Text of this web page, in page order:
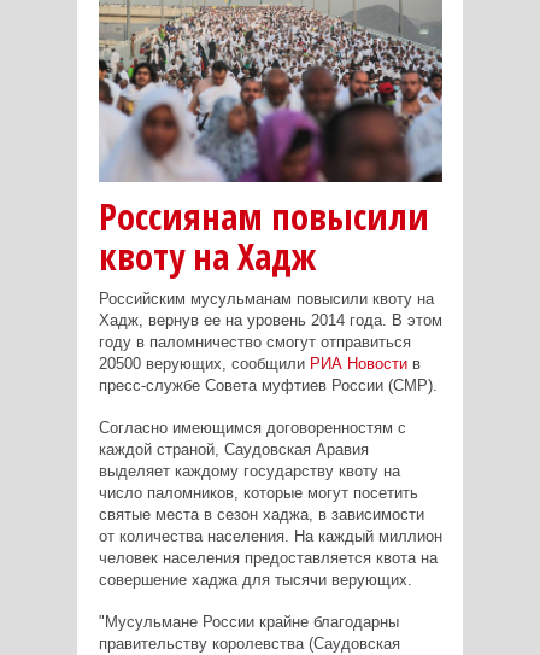
Россиянам повысили
квоту на Хадж
Российским мусульманам повысили квоту на
Хадж, вернув ее на уровень 2014 года. В этом
году в паломничество смогут отправиться
20500 верующих, сообщили РИА Новостив
пресс-службе Совета муфтиев России (СМР).
Согласно имеющимся договоренностям с
каждой страной, Саудовская Аравия
выделяет каждому государству квоту на
число паломников, которые могут посетить
святые места в сезон хаджа, в зависимости
от количества населения. На каждый миллион
человек населения предоставляется квота на
совершение хаджа для тысячи верующих.
"Мусульмане России крайне благодарны
правительству королевства (Саудовская